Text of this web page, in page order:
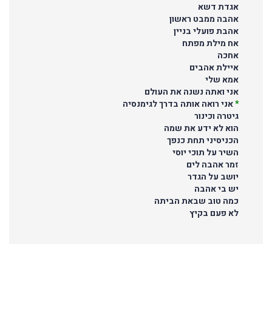
אגדת דשא
אהבה ממבט ראשון
אהבת פועלי בניין
אח מילת מפתח
אחכה
איילת אהבים
אמא שלי
אני ואתה נשנה את העולם
*אני רואה אותה בדרך לגימנסיה
גיטרה וכינור
הוא לא ידע את שמה
הכניסיני תחת כנפך
השיר על תוכי יוסי
זמר אהבה לים
יושב על הגדר
יש בי אהבה
כמה טוב שבאת הביתה
לא פעם בקיץ